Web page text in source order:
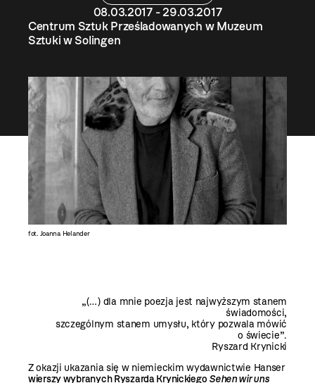
08.03.2017 - 29.03.2017
Centrum Sztuk Prześladowanych w Muzeum
Sztuki w Solingen
fot. Joanna Helander
„(…) dla mnie poezja jest najwyższym stanem
świadomości,
szczególnym stanem umysłu, który pozwala mówić
o świecie”.
Ryszard Krynicki
Z okazji ukazania się w niemieckim wydawnictwie Hanser
wierszy wybranych Ryszarda Krynickiego Sehen wir uns